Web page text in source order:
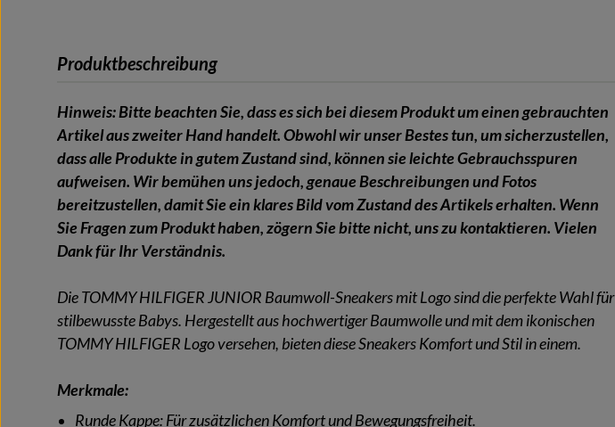
Produktbeschreibung
Hinweis: Bitte beachten Sie, dass es sich bei diesem Produkt um einen gebrauchten
Artikel aus zweiter Hand handelt. Obwohl wir unser Bestes tun, um sicherzustellen,
dass alle Produkte in gutem Zustand sind, können sie leichte Gebrauchsspuren
aufweisen. Wir bemühen uns jedoch, genaue Beschreibungen und Fotos
bereitzustellen, damit Sie ein klares Bild vom Zustand des Artikels erhalten. Wenn
Sie Fragen zum Produkt haben, zögern Sie bitte nicht, uns zu kontaktieren. Vielen
Dank für Ihr Verständnis.
Die TOMMY HILFIGER JUNIOR Baumwoll-Sneakers mit Logo sind die perfekte Wahl für
stilbewusste Babys. Hergestellt aus hochwertiger Baumwolle und mit dem ikonischen
TOMMY HILFIGER Logo versehen, bieten diese Sneakers Komfort und Stil in einem.
Merkmale:
Runde Kappe: Für zusätzlichen Komfort und Bewegungsfreiheit.